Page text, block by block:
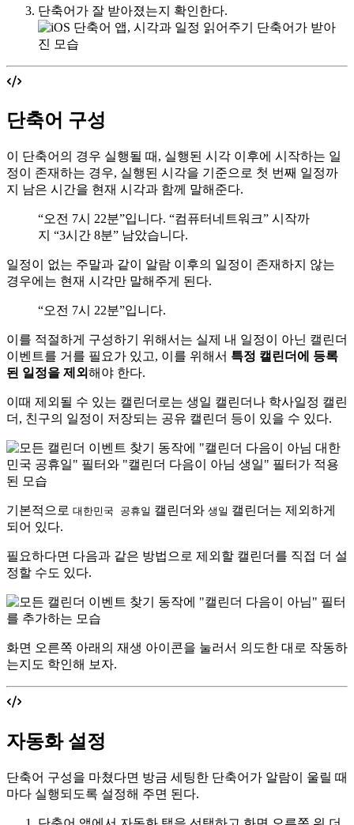
단축어가 잘 받아졌는지 확인한다.
단축어 구성
이 단축어의 경우 실행될 때, 실행된 시각 이후에 시작하는 일
정이 존재하는 경우, 실행된 시각을 기준으로 첫 번째 일정까
지 남은 시간을 현재 시각과 함께 말해준다.
“오전 7시 22분”입니다. “컴퓨터네트워크” 시작까
지 “3시간 8분” 남았습니다.
일정이 없는 주말과 같이 알람 이후의 일정이 존재하지 않는
경우에는 현재 시각만 말해주게 된다.
“오전 7시 22분”입니다.
이를 적절하게 구성하기 위해서는 실제 내 일정이 아닌 캘린더
이벤트를 거를 필요가 있고, 이를 위해서 특정 캘린더에 등록
된 일정을 제외해야 한다.
이때 제외될 수 있는 캘린더로는 생일 캘린더나 학사일정 캘린
더, 친구의 일정이 저장되는 공유 캘린더 등이 있을 수 있다.
기본적으로 대한민국 공휴일 캘린더와 생일 캘린더는 제외하게
되어 있다.
필요하다면 다음과 같은 방법으로 제외할 캘린더를 직접 더 설
정할 수도 있다.
화면 오른쪽 아래의 재생 아이콘을 눌러서 의도한 대로 작동하
는지도 학인해 보자.
자동화 설정
단축어 구성을 마쳤다면 방금 세팅한 단축어가 알람이 울릴 때
마다 실행되도록 설정해 주면 된다.